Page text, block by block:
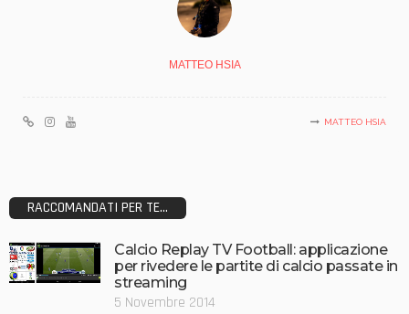
MATTEO HSIA
MATTEO HSIA
RACCOMANDATI PER TE...
Calcio Replay TV Football: applicazione
per rivedere le partite di calcio passate in
streaming
5 Novembre 2014